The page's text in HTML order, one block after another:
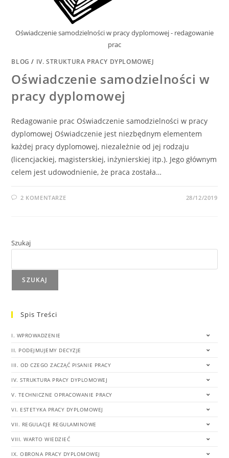
Oświadczenie samodzielności w pracy dyplomowej - redagowanie
prac
BLOG / IV. STRUKTURA PRACY DYPLOMOWEJ
Oświadczenie samodzielności w
pracy dyplomowej
Redagowanie prac Oświadczenie samodzielności w pracy
dyplomowej Oświadczenie jest niezbędnym elementem
każdej pracy dyplomowej, niezależnie od jej rodzaju
(licencjackiej, magisterskiej, inżynierskiej itp.). Jego głównym
celem jest udowodnienie, że praca została…
2 KOMENTARZE 28/12/2019
Szukaj
SZUKAJ
Spis Treści
I. WPROWADZENIE
II. PODEJMUJEMY DECYZJE
III. OD CZEGO ZACZĄĆ PISANIE PRACY
IV. STRUKTURA PRACY DYPLOMOWEJ
V. TECHNICZNE OPRACOWANIE PRACY
VI. ESTETYKA PRACY DYPLOMOWEJ
VII. REGULACJE REGULAMINOWE
VIII. WARTO WIEDZIEĆ
IX. OBRONA PRACY DYPLOMOWEJ